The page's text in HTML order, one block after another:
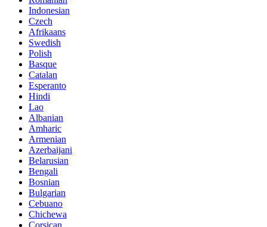
Indonesian
Czech
Afrikaans
Swedish
Polish
Basque
Catalan
Esperanto
Hindi
Lao
Albanian
Amharic
Armenian
Azerbaijani
Belarusian
Bengali
Bosnian
Bulgarian
Cebuano
Chichewa